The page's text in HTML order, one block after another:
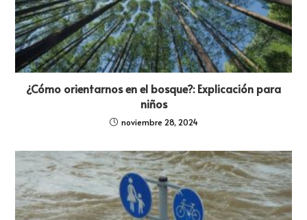
¿Cómo orientarnos en el bosque?: Explicación para
niños
noviembre 28, 2024